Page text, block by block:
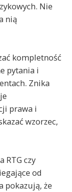
Nie
nią
kompletność
pytania i
Znika
prawa i
wzorzec,
RTG czy
od
pokazują, że